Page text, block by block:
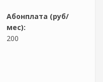
Абонплата (руб/
мес):
200